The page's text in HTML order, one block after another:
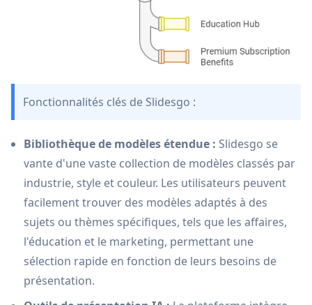
Fonctionnalités clés de Slidesgo :
Bibliothèque de modèles étendue : Slidesgo se
vante d'une vaste collection de modèles classés par
industrie, style et couleur. Les utilisateurs peuvent
facilement trouver des modèles adaptés à des
sujets ou thèmes spécifiques, tels que les affaires,
l'éducation et le marketing, permettant une
sélection rapide en fonction de leurs besoins de
présentation.